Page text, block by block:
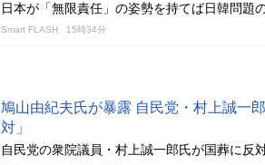
日本が「無限責任」の姿勢を持てば日韓問題
Smart FLASH 15時34分
鳩山由紀夫氏が暴露 自民党・村上誠一
対」
自民党の衆院議員・村上誠一郎氏が国葬に反